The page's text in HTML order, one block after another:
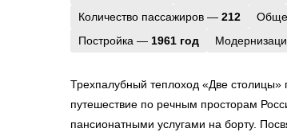
Количество пассажиров — 212
Постройка — 1961 год
Трехпалубный теплоход «Две столицы»
путешествие по речным просторам
пансионатными услугами на борту.